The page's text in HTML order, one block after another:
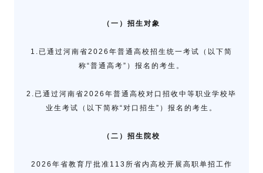
（一）招生对象
1.已通过河南省2026年普通高校招生统一考试（以下简
称“普通高考”）报名的考生。
2.已通过河南省2026年普通高校对口招收中等职业学校毕
业生考试（以下简称“对口招生”）报名的考生。
（二）招生院校
2026年省教育厅批准113所省内高校开展高职单招工作